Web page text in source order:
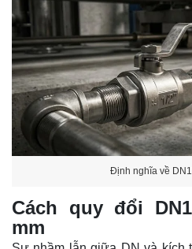
Định nghĩa về
Cách quy đổi
mm